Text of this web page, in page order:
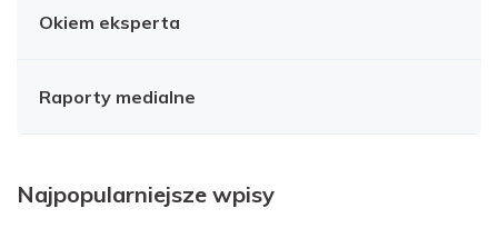
Okiem eksperta
Raporty medialne
Najpopularniejsze wpisy